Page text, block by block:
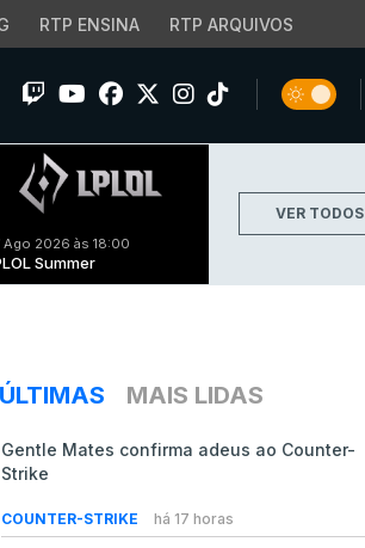
RTP ENSINA RTP ARQUIVOS
Ago 2026 às 18:00
Summer
VER TODOS
ÚLTIMAS MAIS LIDAS
Gentle Mates confirma adeus ao Counter-
Strike
COUNTER-STRIKE há 17 horas